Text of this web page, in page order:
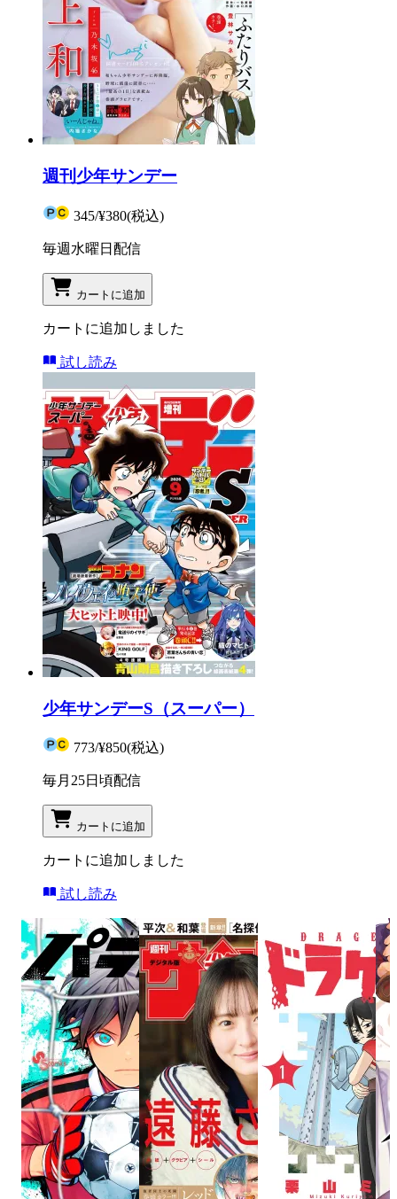
週刊少年サンデー
345/¥380(税込)
毎週水曜日配信
カートに追加
カートに追加しました
試し読み
少年サンデーS（スーパー）
773/¥850(税込)
毎月25日頃配信
カートに追加
カートに追加しました
試し読み